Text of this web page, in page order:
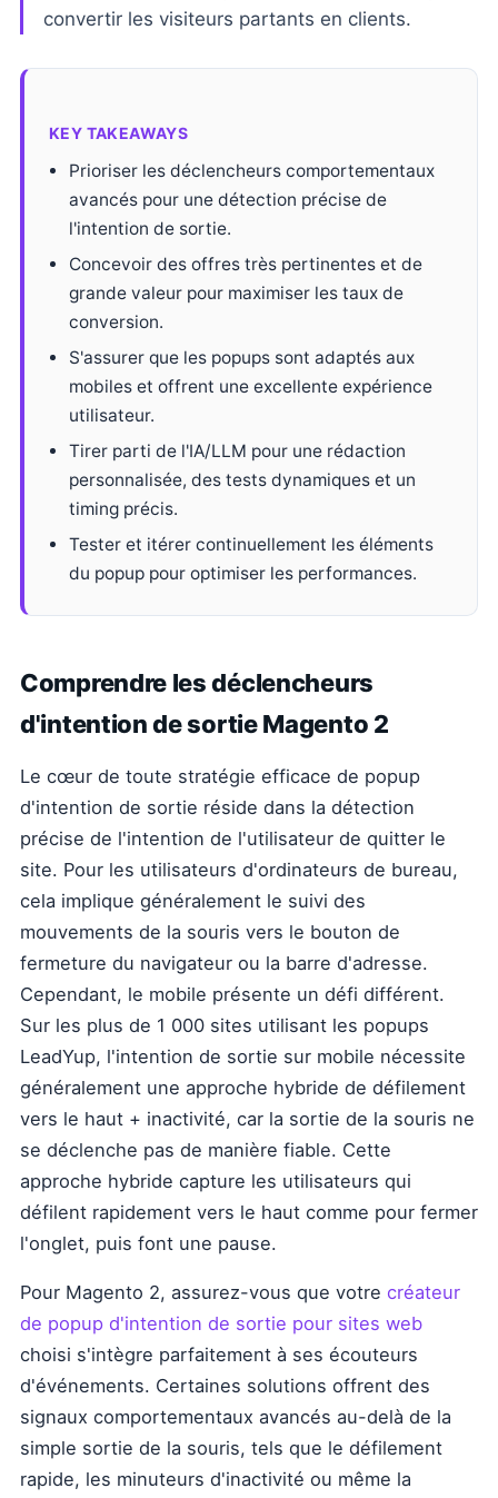
convertir les visiteurs partants en clients.
KEY TAKEAWAYS
Prioriser les déclencheurs comportementaux
avancés pour une détection précise de
l'intention de sortie.
Concevoir des offres très pertinentes et de
grande valeur pour maximiser les taux de
conversion.
S'assurer que les popups sont adaptés aux
mobiles et offrent une excellente expérience
utilisateur.
Tirer parti de l'IA/LLM pour une rédaction
personnalisée, des tests dynamiques et un
timing précis.
Tester et itérer continuellement les éléments
du popup pour optimiser les performances.
Comprendre les déclencheurs
d'intention de sortie Magento 2
Le cœur de toute stratégie efficace de popup
d'intention de sortie réside dans la détection
précise de l'intention de l'utilisateur de quitter le
site. Pour les utilisateurs d'ordinateurs de bureau,
cela implique généralement le suivi des
mouvements de la souris vers le bouton de
fermeture du navigateur ou la barre d'adresse.
Cependant, le mobile présente un défi différent.
Sur les plus de 1 000 sites utilisant les popups
LeadYup, l'intention de sortie sur mobile nécessite
généralement une approche hybride de défilement
vers le haut + inactivité, car la sortie de la souris ne
se déclenche pas de manière fiable. Cette
approche hybride capture les utilisateurs qui
défilent rapidement vers le haut comme pour fermer
l'onglet, puis font une pause.
Pour Magento 2, assurez-vous que votre créateur
de popup d'intention de sortie pour sites web
choisi s'intègre parfaitement à ses écouteurs
d'événements. Certaines solutions offrent des
signaux comportementaux avancés au-delà de la
simple sortie de la souris, tels que le défilement
rapide, les minuteurs d'inactivité ou même la